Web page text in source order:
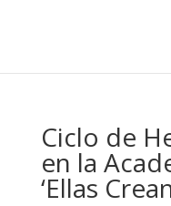
Ciclo de
en la
‘Ellas